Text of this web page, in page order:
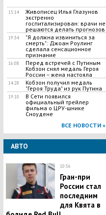
15:14
Живописец Илья Глазунов
экстренно
госпитализирован: врачи не
решаются делать прогнозов
19:34
"Я должна извиниться за
смерть": Джоан Роулинг
сделала сенсационное
признание
16:08
Перед встречей с Путиным
Кобзон снял медаль Героя
России – жена настояла
14:28
Кобзон получил медаль
"Героя Труда" из рук Путина
19:10
В Сети появился
официальный трейлер
фильма о ЦРУ-шнике
Сноудене
ВСЕ НОВОСТИ »
АВТО
10:56
Гран-при
России стал
последним
для Квята в